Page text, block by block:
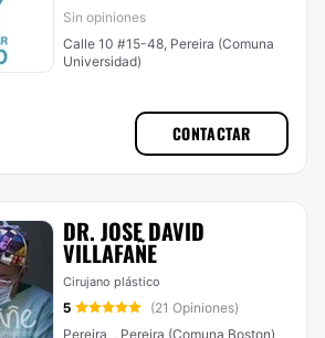
Sin opiniones
Calle 10 #15-48, Pereira (Comuna
Universidad)
CONTACTAR
DR. JOSE DAVID
VILLAFAÑE
Cirujano plástico
5
(21 Opiniones)
Pereira, , Pereira (Comuna Boston)